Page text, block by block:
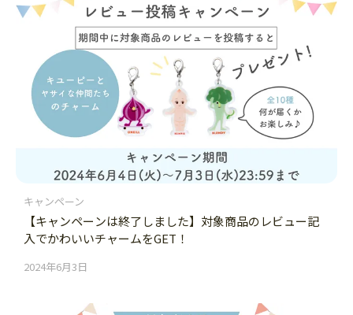
キャンペーン
【キャンペーンは終了しました】対象商品のレビュー記
入でかわいいチャームをGET！
2024年6月3日